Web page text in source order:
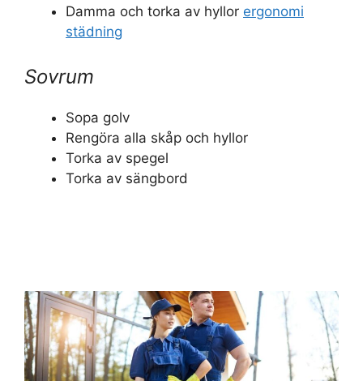
Damma och torka av hyllor ergonomi
städning
Sovrum
Sopa golv
Rengöra alla skåp och hyllor
Torka av spegel
Torka av sängbord